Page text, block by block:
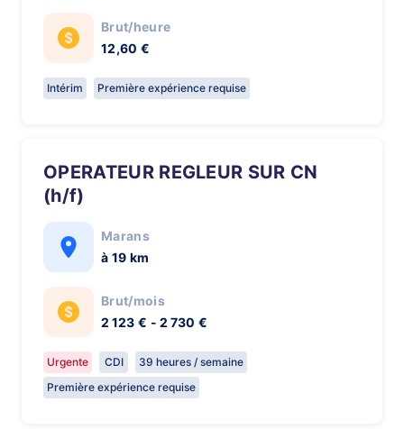
Brut/heure
12,60 €
Intérim Première expérience requise
OPERATEUR REGLEUR SUR CN
(h/f)
Marans
à 19 km
Brut/mois
2 123 € - 2 730 €
Urgente CDI
39 heures / semaine
Première expérience requise